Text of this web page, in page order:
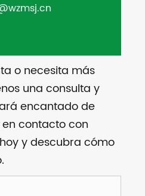
o necesita más
una consulta y
encantado de
contacto con
y descubra cómo